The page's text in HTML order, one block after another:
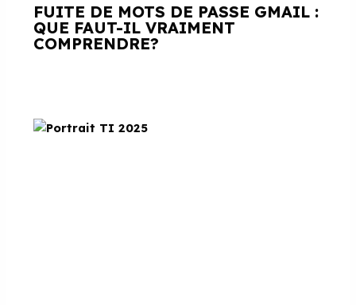
FUITE DE MOTS DE PASSE GMAIL :
QUE FAUT-IL VRAIMENT
COMPRENDRE?